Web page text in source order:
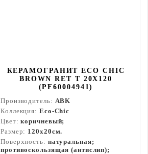
КЕРАМОГРАНИТ ECO CHIC
BROWN RET T 20X120
(PF60004941)
Производитель: ABK
Коллекция: Eco-Chic
Цвет:коричневый;
Размер: 120x20см.
Поверхность: натуральная;
противоскользящая (антислип);